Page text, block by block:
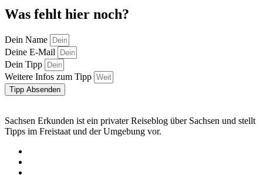
Was fehlt hier noch?
Dein Name
Deine E-Mail
Dein Tipp
Weitere Infos zum Tipp
Tipp Absenden
Sachsen Erkunden ist ein privater Reiseblog über Sachsen und stellt
Tipps im Freistaat und der Umgebung vor.